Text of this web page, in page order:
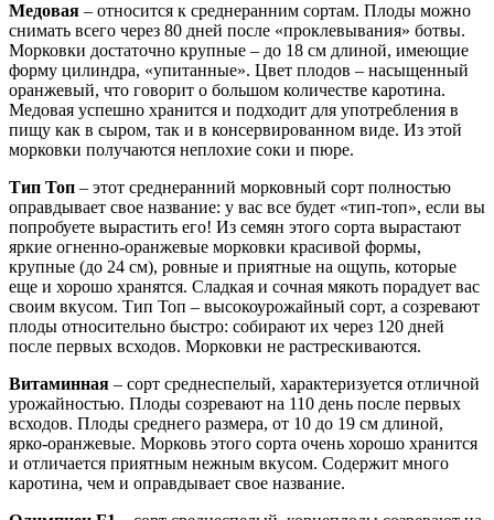
Медовая – относится к среднеранним сортам. Плоды можно
снимать всего через 80 дней после «проклевывания» ботвы.
Морковки достаточно крупные – до 18 см длиной, имеющие
форму цилиндра, «упитанные». Цвет плодов – насыщенный
оранжевый, что говорит о большом количестве каротина.
Медовая успешно хранится и подходит для употребления в
пищу как в сыром, так и в консервированном виде. Из этой
морковки получаются неплохие соки и пюре.
Тип Топ – этот среднеранний морковный сорт полностью
оправдывает свое название: у вас все будет «тип-топ», если вы
попробуете вырастить его! Из семян этого сорта вырастают
яркие огненно-оранжевые морковки красивой формы,
крупные (до 24 см), ровные и приятные на ощупь, которые
еще и хорошо хранятся. Сладкая и сочная мякоть порадует вас
своим вкусом. Тип Топ – высокоурожайный сорт, а созревают
плоды относительно быстро: собирают их через 120 дней
после первых всходов. Морковки не растрескиваются.
Витаминная – сорт среднеспелый, характеризуется отличной
урожайностью. Плоды созревают на 110 день после первых
всходов. Плоды среднего размера, от 10 до 19 см длиной,
ярко-оранжевые. Морковь этого сорта очень хорошо хранится
и отличается приятным нежным вкусом. Содержит много
каротина, чем и оправдывает свое название.